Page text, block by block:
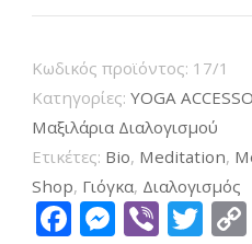
Meditation
Mat
Grey
65x65x5cm
ποσότητα
Κωδικός προϊόντος: 17/1
Κατηγορίες: YOGA
Μαξιλάρια Διαλογισμού
Ετικέτες: Bio, Meditation,
Shop, Γιόγκα, Διαλογισμός
Facebook
Viber